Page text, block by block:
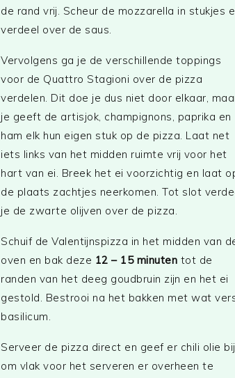
de rand vrij. Scheur de mozzarella in stukjes
verdeel over de saus.
Vervolgens ga je de verschillende toppings
voor de Quattro Stagioni over de pizza
verdelen. Dit doe je dus niet door elkaar,
je geeft de artisjok, champignons, paprika en
ham elk hun eigen stuk op de pizza. Laat net
iets links van het midden ruimte vrij voor het
hart van ei. Breek het ei voorzichtig en laat
de plaats zachtjes neerkomen. Tot slot
je de zwarte olijven over de pizza.
Schuif de Valentijnspizza in het midden van
oven en bak deze 12 – 15 minuten tot de
randen van het deeg goudbruin zijn en het ei
gestold. Bestrooi na het bakken met wat
basilicum.
Serveer de pizza direct en geef er chili olie bij
om vlak voor het serveren er overheen te